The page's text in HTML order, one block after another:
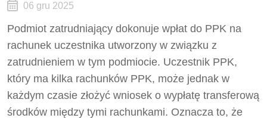
06 gru 2025
Podmiot zatrudniający dokonuje wpłat do PPK na
rachunek uczestnika utworzony w związku z
zatrudnieniem w tym podmiocie. Uczestnik PPK,
który ma kilka rachunków PPK, może jednak w
każdym czasie złożyć wniosek o wypłatę transferową
środków między tymi rachunkami. Oznacza to, że